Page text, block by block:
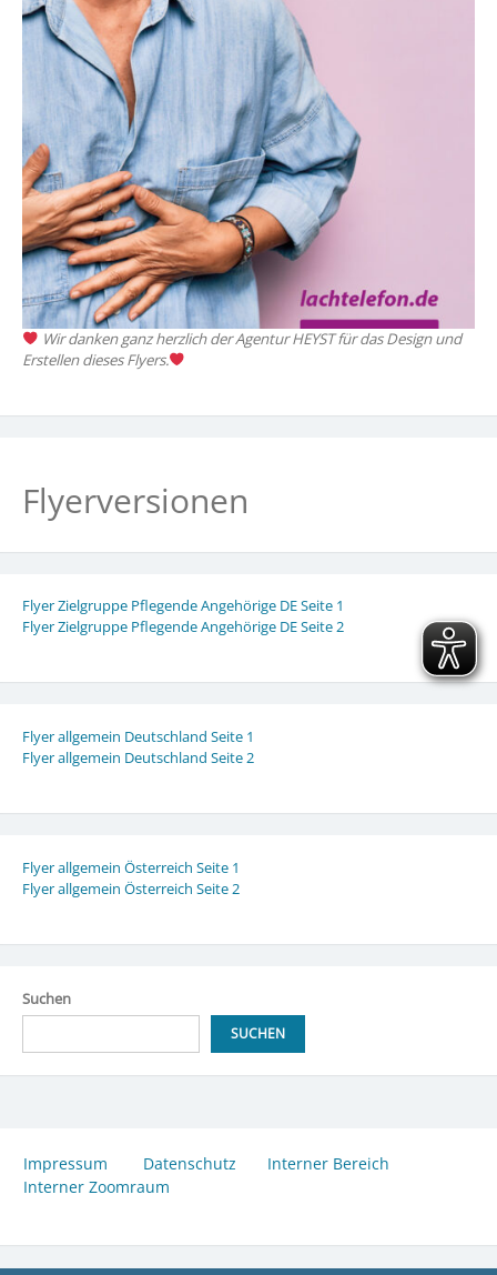
Wir danken ganz herzlich der Agentur HEYST für das Design und
Erstellen dieses Flyers.
Flyerversionen
Flyer Zielgruppe Pflegende Angehörige DE Seite 1
Flyer Zielgruppe Pflegende Angehörige DE Seite 2
Flyer allgemein Deutschland Seite 1
Flyer allgemein Deutschland Seite 2
Flyer allgemein Österreich Seite 1
Flyer allgemein Österreich Seite 2
Suchen
SUCHEN
Impressum Datenschutz
Interner Bereich
Interner Zoomraum